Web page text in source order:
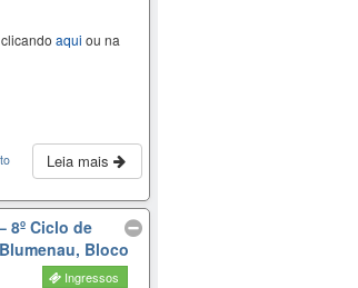
aqui ou na
Leia mais
8º Ciclo de
Bloco
Ingressos